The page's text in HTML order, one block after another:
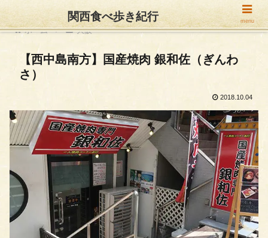
ホーム 大阪
【西中島南方】国産焼肉 銀和佐（ぎんわ
さ）
2018.10.04
関西食べ歩き紀行 menu